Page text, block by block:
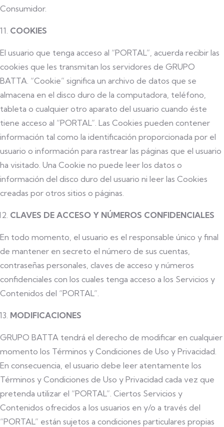
Consumidor.
COOKIES
El usuario que tenga acceso al “PORTAL”, acuerda recibir las
cookies que les transmitan los servidores de GRUPO
BATTA. “Cookie” significa un archivo de datos que se
almacena en el disco duro de la computadora, teléfono,
tableta o cualquier otro aparato del usuario cuando éste
tiene acceso al “PORTAL”. Las Cookies pueden contener
información tal como la identificación proporcionada por el
usuario o información para rastrear las páginas que el usuario
ha visitado. Una Cookie no puede leer los datos o
información del disco duro del usuario ni leer las Cookies
creadas por otros sitios o páginas.
CLAVES DE ACCESO Y NÚMEROS CONFIDENCIALES
En todo momento, el usuario es el responsable único y final
de mantener en secreto el número de sus cuentas,
contraseñas personales, claves de acceso y números
confidenciales con los cuales tenga acceso a los Servicios y
Contenidos del “PORTAL”.
MODIFICACIONES
GRUPO BATTA tendrá el derecho de modificar en cualquier
momento los Términos y Condiciones de Uso y Privacidad.
En consecuencia, el usuario debe leer atentamente los
Términos y Condiciones de Uso y Privacidad cada vez que
pretenda utilizar el “PORTAL”. Ciertos Servicios y
Contenidos ofrecidos a los usuarios en y/o a través del
“PORTAL” están sujetos a condiciones particulares propias